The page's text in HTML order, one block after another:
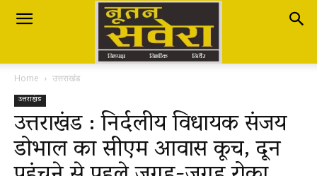
Nutan
Savera
नूतन
Home उत्तराखंड
उत्तराखंड
उत्तराखंड : निर्दलीय विधायक संजय
डोभाल का सीएम आवास कूच, दून